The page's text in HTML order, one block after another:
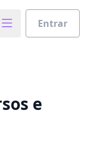
Entrar
estudos
e